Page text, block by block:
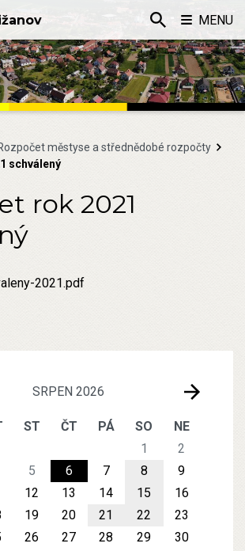
SRPEN 2026
ST ČT PÁ SO
NE
1
2
5 6 7 8
9
12 13 14 15
16
19 20 21 22
23
26 27 28 29
30
městyse a střednědobé rozpočty
schválený
rok 2021
2021.pdf
MENU